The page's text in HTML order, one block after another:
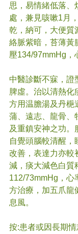
思，易情緒低落、
處，兼見咳嗽1月
乾，納可，大便質
絡脈紫暗，苔薄黃
壓134/97mmHg，
中醫診斷不寐，證
脾虛。治以清熱化
方用温膽湯及丹梔
蒲、遠志、龍骨、
及重鎮安神之功。
自覺頭腦較清醒，
改善，表達力亦較
減，痰大減色白質
112/73mmHg，心
方治療，加五爪龍
息風。
按:患者或因長期情